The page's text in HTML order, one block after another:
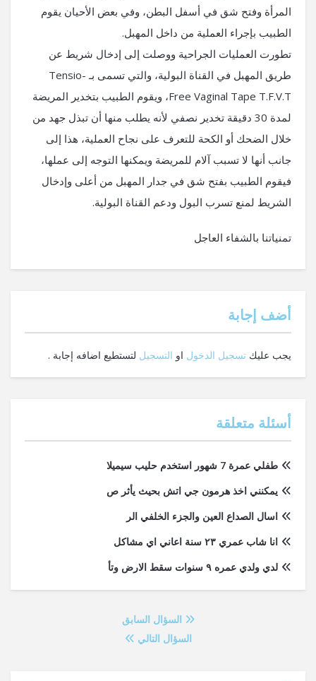
المرأة وفتح شق في أسفل البطن، وفي بعض الأحيان يقوم
الطبيب بإجراء العملية من داخل المهبل.
تطورت العمليات الجراحية ووصلت إلى إدخال شريط عن
طريق المهبل في القناة البولية، والتي تسمى بـ Tensio-
Free Vaginal Tape T.F.V.T، ويقوم الطبيب بتخدير المريضة
لمدة 30 دقيقة تخدير نصفي لأنه يطلب منها أن تبذل جهد من
خلال الضحك أو الكحة للتعرف على نجاح العملية، هذا إلى
جانب أنها لا تسبب آلام للمريضة ويمكنها التوجه إلى عملها،
فيقوم الطبيب بفتح شق في جدار المهبل من أعلى وإدخال
الشريط لمنع تسرب البول ودعم القناة البولية.
تمنياتنا بالشفاء العاجل
‫أضف إجابة
يجب عليك تسجيل الدخول او التسجيل لتستطيع اضافه إجابة .
أسئلة متعلقة
طفلي عمرة 7 شهور استخدم حليب سيميلا
يمكنني اخذ هرمون جي اتش بحيث يأثر ص
اسال الصداع العين والجزء الخلفي الر
انا شاب عمري ٢٣ سنة اعاني اي مشاكل
لدي ولدي عمره ٩ سنوات سقط الارض وتأ
السؤال السابق
السؤال التالي